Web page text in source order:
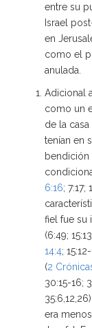
entre su
Israel
en
como el
anulada.
Adicional
como un
de la
tenían en
bendición
6:16;
fiel fue su
(6:49;
14:4;
(2
30:15-16;
era